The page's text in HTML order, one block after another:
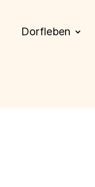
Dorfleben